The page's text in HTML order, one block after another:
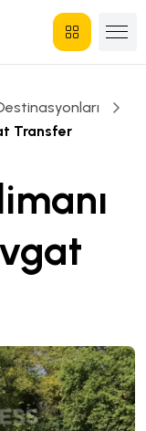
Transfer